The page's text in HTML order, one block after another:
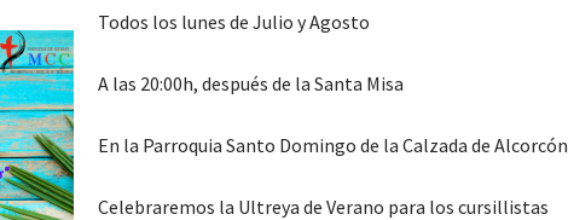
Todos los lunes de Julio y Agosto
A las 20:00h, después de la Santa Misa
En la Parroquia Santo Domingo de la Calzada de Alcorcón
Celebraremos la Ultreya de Verano para los cursillistas